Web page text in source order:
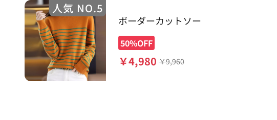
人気 NO.5
ボーダーカットソー
50%OFF
￥4,980 ￥9,960